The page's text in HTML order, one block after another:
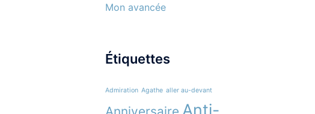
Mon avancée
Étiquettes
Admiration Agathe aller au-devant
Anti-